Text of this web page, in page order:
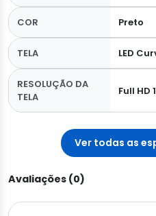
COR Preto
TELA LED
RESOLUÇÃO DA
TELA
Full HD
Ver todas as
Avaliações (0)